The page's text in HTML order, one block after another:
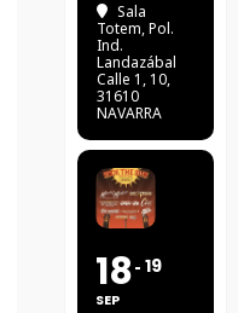
Sala
Totem, Pol.
Ind.
Landazábal
Calle 1, 10,
31610
NAVARRA
18
SEP
19